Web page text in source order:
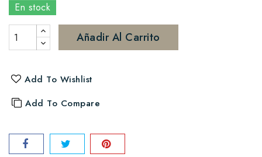
En stock
Añadir Al Carrito
Add To Wishlist
Add To Compare